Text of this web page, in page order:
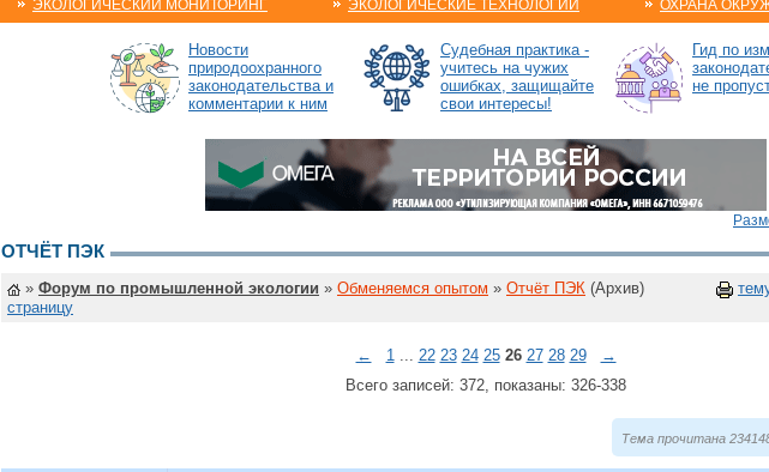
ЭКОЛОГИЧЕСКИЙ МОНИТОРИНГ
ЭКОЛОГИЧЕСКИЕ ТЕХНОЛОГИИ
ОХРАНА
Новости
природоохранного
законодательства и
комментарии к ним
Судебная практика -
учитесь на чужих
ошибках, защищайте
свои интересы!
Гид по
не
ОТЧЁТ ПЭК
» Форум по промышленной экологии » Обменяемся опытом » Отчёт ПЭК (Архив)
страницу
← 1... 22 23 24 25 26 27 28 29
→
Всего записей: 372, показаны: 326-338
Тема прочитана